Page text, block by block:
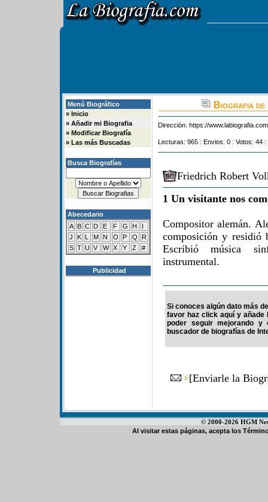
Menú Biográfico
» Inicio
» Añadir mi Biografia
» Modificar Biografía
» Las más Buscadas
Busca Biografías
Abecedario
A B C D E F G H
I
J
K L M N O P Q
R
S T U V W X Y Z #
Publicidad
Biografia
Dirección: https://
Lecturas: 965 : Envios: 0 : Votos: 44
Friedrich Robert
1 Un visitante nos
Compositor alemán.
composición y residió
Escribió música
instrumental.
Si conoces algún dato más
favor haz click aquí y
poder seguir mejorando y
buscador de biografías de
[Enviarle la
© 2000-2026 HGM
Al visitar estas páginas, acepta los